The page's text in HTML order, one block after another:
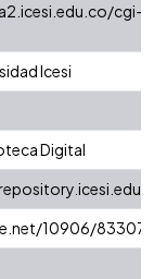
cgi-
Icesi
Digital
10906/83307